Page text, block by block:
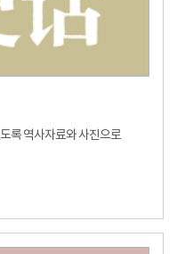
록 역사자료와 사진으로